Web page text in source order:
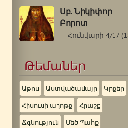
Սբ. Նիկիփոր
Բորոտ
Թեմաներ
Աթոս Աստվածամայր Կրքեր
Հիսուսի աղոթք Հրաշք
Ճգնություն Մեծ Պահք